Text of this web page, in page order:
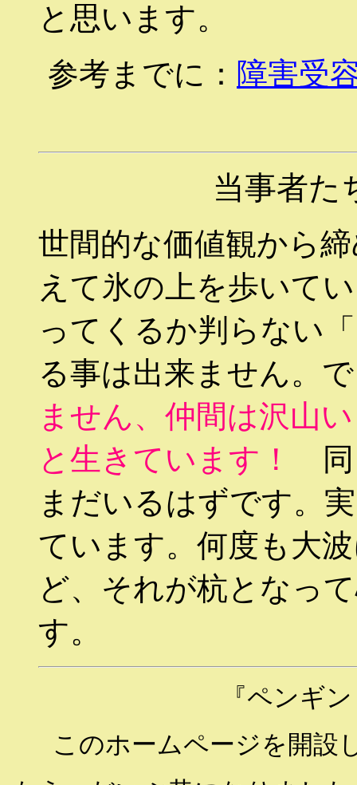
と思います。
参考までに： 障害受
当事者た
世間的な価値観から
えて氷の上を歩いて
ってくるか判らない
る事は出来ません。
ません、仲間は沢山
と生きています！
同
まだいるはずです。
ています。何度も大
ど、それが杭となっ
す。
『ペンギ
このホームページを開設